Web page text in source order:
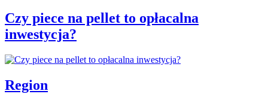
Czy piece na pellet to opłacalna
inwestycja?
Region